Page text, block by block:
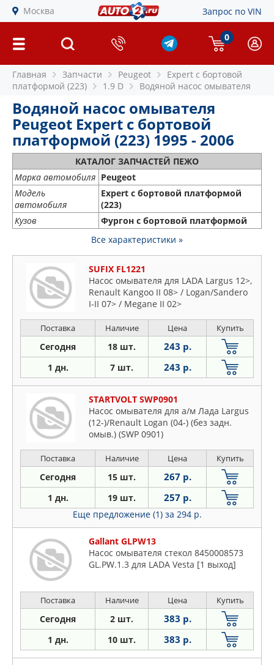
Москва Запрос по VIN
0
Главная Запчасти Peugeot
Expert c бортовой
платформой (223)
1.9 D Водяной насос омывателя
Водяной насос омывателя
Peugeot Expert c бортовой
платформой (223) 1995 - 2006
КАТАЛОГ ЗАПЧАСТЕЙ ПЕЖО
Марка автомобиля Peugeot
Модель
автомобиля
Expert c бортовой платформой
(223)
Кузов
Фургон с бортовой платформой
Все характеристики »
SUFIX FL1221
Насос омывателя для LADA Largus 12>,
Renault Kangoo II 08> / Logan/Sandero
I-II 07> / Megane II 02>
Поставка Наличие Цена Купить
Сегодня 18 шт. 243 р.
1 дн. 7 шт. 243 р.
STARTVOLT SWP0901
Насос омывателя для а/м Лада Largus
(12-)/Renault Logan (04-) (без задн.
омыв.) (SWP 0901)
Поставка Наличие Цена Купить
Сегодня 15 шт. 267 р.
1 дн. 19 шт. 257 р.
Еще предложение (1) за 294 р.
Gallant GLPW13
Насос омывателя стекол 8450008573
GL.PW.1.3 для LADA Vesta [1 выход]
Поставка Наличие Цена Купить
Сегодня 2 шт. 383 р.
1 дн. 10 шт. 383 р.